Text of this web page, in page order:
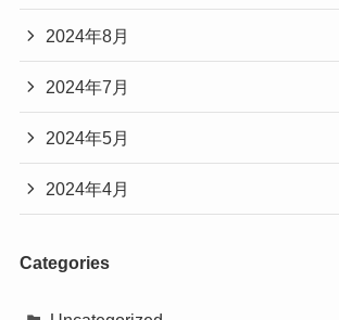
2024年8月
2024年7月
2024年5月
2024年4月
Categories